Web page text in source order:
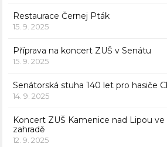
Restaurace Černej Pták
15. 9. 2025
Příprava na koncert ZUŠ v Senátu
15. 9. 2025
Senátorská stuha 140 let pro hasiče
14. 9. 2025
Koncert ZUŠ Kamenice nad Lipou ve
zahradě
12. 9. 2025